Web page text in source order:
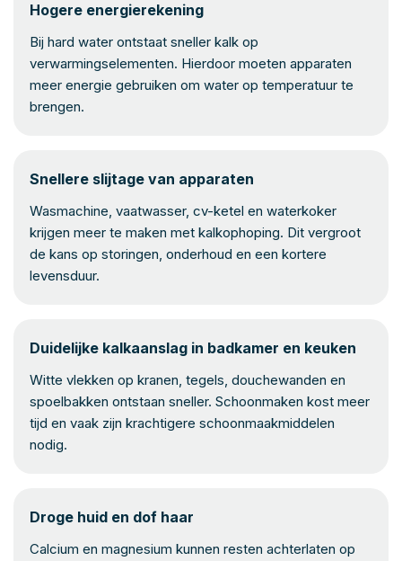
Hogere energierekening
Bij hard water ontstaat sneller kalk op
verwarmingselementen. Hierdoor moeten apparaten
meer energie gebruiken om water op temperatuur te
brengen.
Snellere slijtage van apparaten
Wasmachine, vaatwasser, cv-ketel en waterkoker
krijgen meer te maken met kalkophoping. Dit vergroot
de kans op storingen, onderhoud en een kortere
levensduur.
Duidelijke kalkaanslag in badkamer en keuken
Witte vlekken op kranen, tegels, douchewanden en
spoelbakken ontstaan sneller. Schoonmaken kost meer
tijd en vaak zijn krachtigere schoonmaakmiddelen
nodig.
Droge huid en dof haar
Calcium en magnesium kunnen resten achterlaten op